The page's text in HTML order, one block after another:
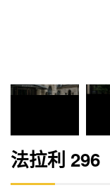
法拉利 296